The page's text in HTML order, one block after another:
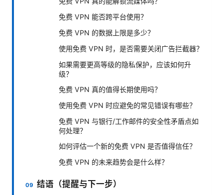
免费 VPN 能否跨平台使用？
免费 VPN 的数据上限是多少？
使用免费 VPN 时，是否需要关闭广告拦截器？
如果需要更高等级的隐私保护，应该如何升
级？
免费 VPN 真的值得长期使用吗？
使用免费 VPN 时应避免的常见错误有哪些？
免费 VPN 与银行/工作邮件的安全性矛盾点如
何处理？
如何评估一个新的免费 VPN 是否值得信任？
免费 VPN 的未来趋势会是什么样？
结语（提醒与下一步）